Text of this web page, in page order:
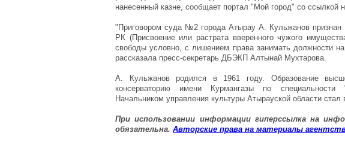
нанесенный казне, сообщает портал "Мой город" со ссылкой
"Приговором суда №2 города Атырау А. Кульжанов признан
РК (Присвоение или растрата вверенного чужого
свободы условно, с лишением права занимать должности
рассказала пресс-секретарь ДБЭКП Алтынай Мухтарова.
А. Кульжанов родился в 1961 году. Образование
консерваторию имени Курмангазы по специальности
Начальником управления культуры Атырауской области
При использовании информации гиперссылка на
обязательна. Авторские права на материалы